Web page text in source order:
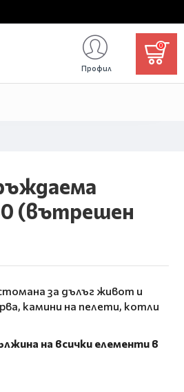
Профил
0
(вътрешен
за дълъг живот и
камини на пелети, котли
на всички елементи в